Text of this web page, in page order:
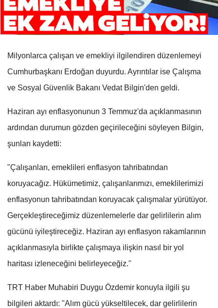
Milyonlarca çalışan ve emekliyi ilgilendiren düzenlemeyi
Cumhurbaşkanı Erdoğan duyurdu. Ayrıntılar ise Çalışma
ve Sosyal Güvenlik Bakanı Vedat Bilgin'den geldi.
Haziran ayı enflasyonunun 3 Temmuz'da açıklanmasının
ardından durumun gözden geçirileceğini söyleyen Bilgin,
şunları kaydetti:
"Çalışanları, emeklileri enflasyon tahribatından
koruyacağız. Hükümetimiz, çalışanlarımızı, emeklilerimizi
enflasyonun tahribatından koruyacak çalışmalar yürütüyor.
Gerçekleştireceğimiz düzenlemelerle dar gelirlilerin alım
gücünü iyileştireceğiz. Haziran ayı enflasyon rakamlarının
açıklanmasıyla birlikte çalışmaya ilişkin nasıl bir yol
haritası izleneceğini belirleyeceğiz."
TRT Haber Muhabiri Duygu Özdemir konuyla ilgili şu
bilgileri aktardı: "Alım gücü yükseltilecek, dar gelirlilerin